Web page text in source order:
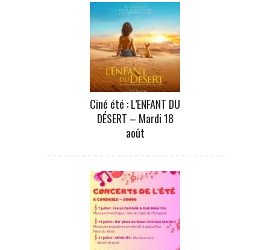
Ciné été : L’ENFANT DU
DÉSERT – Mardi 18
août